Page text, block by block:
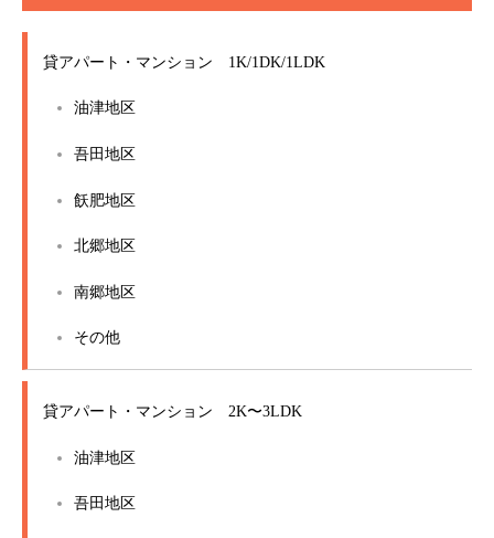
貸アパート・マンション 1K/1DK/1LDK
油津地区
吾田地区
飫肥地区
北郷地区
南郷地区
その他
貸アパート・マンション 2K〜3LDK
油津地区
吾田地区